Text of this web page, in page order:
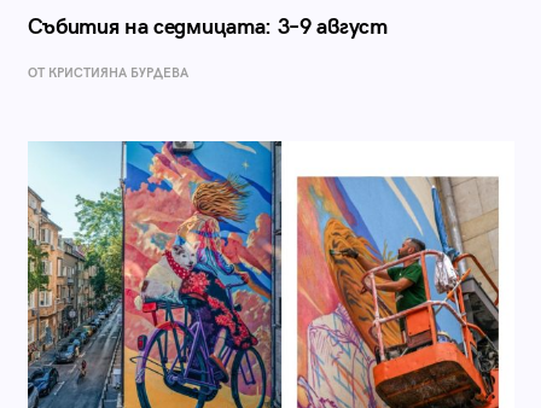
Събития на седмицата: 3–9 август
ОТ КРИСТИЯНА БУРДЕВА